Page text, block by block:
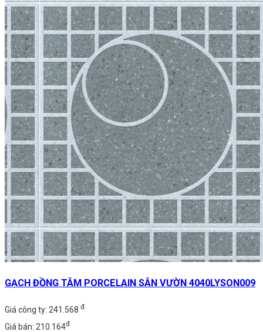
GẠCH ĐỒNG TÂM PORCELAIN SÂN VƯỜN 4040LYSON009
Giá công ty: 241.568 đ
Giá bán: 210.164đ